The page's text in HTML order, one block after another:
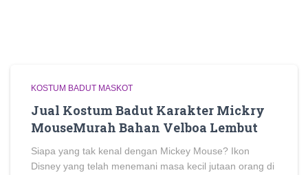
KOSTUM BADUT MASKOT
Jual Kostum Badut Karakter Mickry
MouseMurah Bahan Velboa Lembut
Siapa yang tak kenal dengan Mickey Mouse? Ikon
Disney yang telah menemani masa kecil jutaan orang di